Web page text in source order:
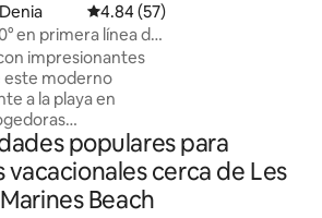
Calificación promedio: 4.84 de
4.84 (57)
en primera línea de
de 2 dormitorios
impresionantes
este moderno
a la playa en
moderna y un
disfrutar de
este es el
de un
populares para
cerca de Les
Marines Beach